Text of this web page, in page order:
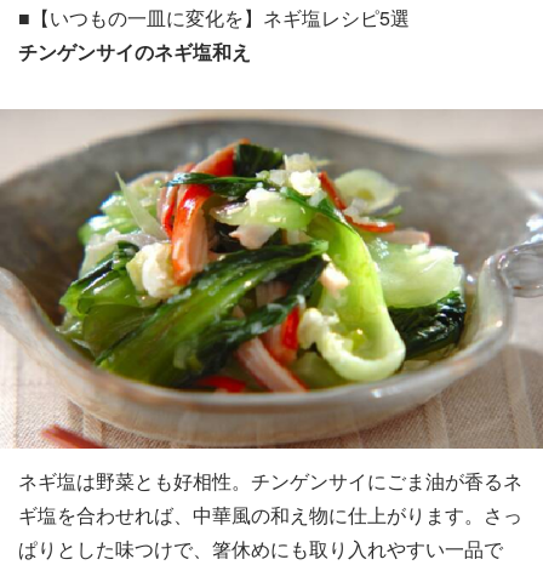
■【いつもの一皿に変化を】ネギ塩レシピ5選
チンゲンサイのネギ塩和え
ネギ塩は野菜とも好相性。チンゲンサイにごま油が香るネ
ギ塩を合わせれば、中華風の和え物に仕上がります。さっ
ぱりとした味つけで、箸休めにも取り入れやすい一品で